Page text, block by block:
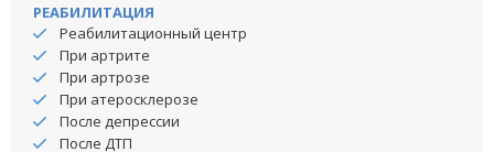
РЕАБИЛИТАЦИЯ
Реабилитационный центр
При артрите
При артрозе
При атеросклерозе
После депрессии
После ДТП